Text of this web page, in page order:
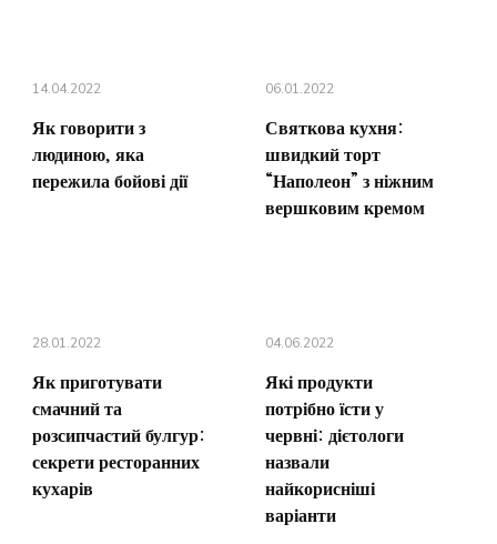
14.04.2022
Як говорити з
людиною, яка
пережила бойові дії
06.01.2022
Святкова кухня:
швидкий торт
“Наполеон” з ніжним
вершковим кремом
28.01.2022
Як приготувати
смачний та
розсипчастий булгур:
секрети ресторанних
кухарів
04.06.2022
Які продукти
потрібно їсти у
червні: дієтологи
назвали
найкорисніші
варіанти